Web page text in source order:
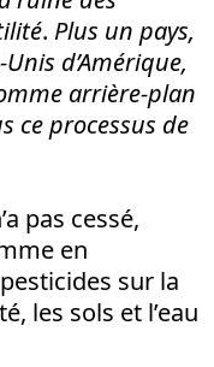
. Plus un pays,
d’Amérique,
arrière-plan
ce processus de
pas cessé,
en
sur la
les sols et l’eau